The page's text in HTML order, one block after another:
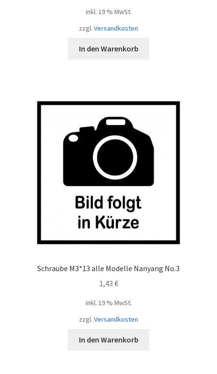
inkl. 19 % MwSt.
zzgl. Versandkosten
In den Warenkorb
Schraube M3*13 alle Modelle Nanyang No.3
1,43 €
inkl. 19 % MwSt.
zzgl. Versandkosten
In den Warenkorb